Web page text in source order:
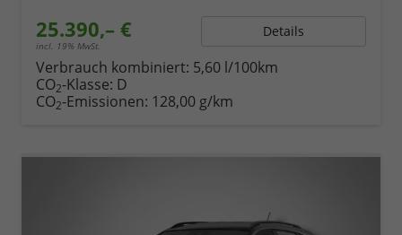
25.390,– €
incl. 19% MwSt.
Details
Verbrauch kombiniert: 5,60 l/100km
CO2-Klasse: D
CO2-Emissionen: 128,00 g/km